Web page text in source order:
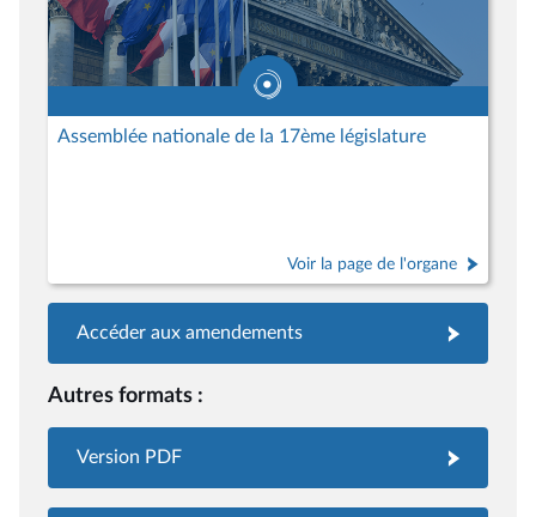
Assemblée nationale de la 17ème législature
Voir la page de l'organe
Accéder aux amendements
Autres formats :
Version PDF